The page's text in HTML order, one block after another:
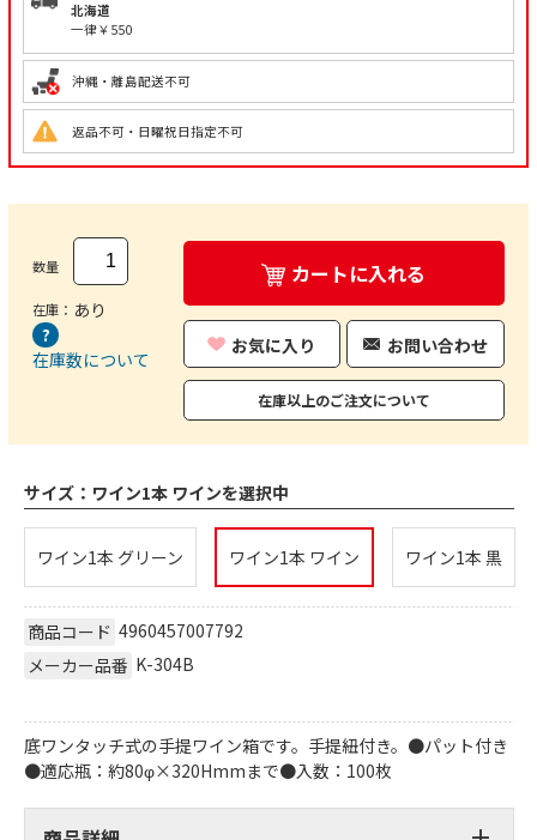
北海道
一律￥550
沖縄・離島配送不可
返品不可・日曜祝日指定不可
数量
在庫： あり
在庫数について
カートに入れる
お気に入り お問い合わせ
在庫以上のご注文について
サイズ： ワイン1本 ワインを選択中
ワイン1本 グリーン ワイン1本 ワイン ワイン1本 黒
商品コード 4960457007792
メーカー品番 K-304B
底ワンタッチ式の手提ワイン箱です。手提紐付き。●パット付き
●適応瓶：約80φ×320Hmmまで●入数：100枚